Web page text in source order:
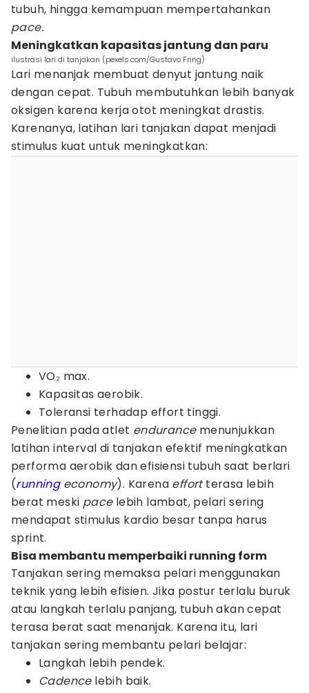
tubuh, hingga kemampuan mempertahankan
pace.
Meningkatkan kapasitas jantung dan paru
ilustrasi lari di tanjakan (pexels.com/Gustavo Fring)
Lari menanjak membuat denyut jantung naik
dengan cepat. Tubuh membutuhkan lebih banyak
oksigen karena kerja otot meningkat drastis.
Karenanya, latihan lari tanjakan dapat menjadi
stimulus kuat untuk meningkatkan:
VO₂ max.
Kapasitas aerobik.
Toleransi terhadap effort tinggi.
Penelitian pada atlet endurance menunjukkan
latihan interval di tanjakan efektif meningkatkan
performa aerobik dan efisiensi tubuh saat berlari
(runningeconomy). Karena effortterasa lebih
berat meski pacelebih lambat, pelari sering
mendapat stimulus kardio besar tanpa harus
sprint.
Bisa membantu memperbaiki running form
Tanjakan sering memaksa pelari menggunakan
teknik yang lebih efisien. Jika postur terlalu buruk
atau langkah terlalu panjang, tubuh akan cepat
terasa berat saat menanjak. Karena itu, lari
tanjakan sering membantu pelari belajar:
Langkah lebih pendek.
Cadencelebih baik.